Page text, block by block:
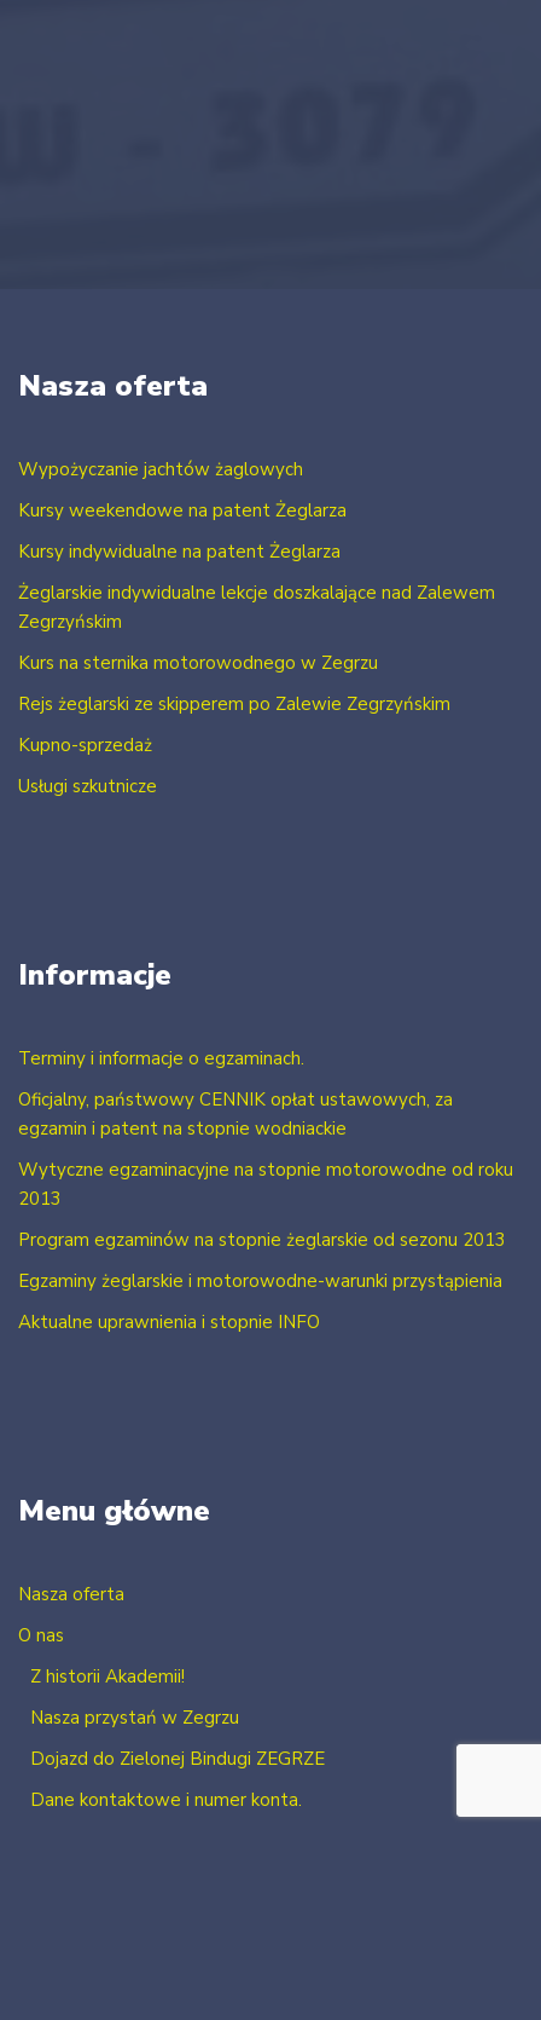
Nasza oferta
Wypożyczanie jachtów żaglowych
Kursy weekendowe na patent Żeglarza
Kursy indywidualne na patent Żeglarza
Żeglarskie indywidualne lekcje doszkalające nad Zalewem
Zegrzyńskim
Kurs na sternika motorowodnego w Zegrzu
Rejs żeglarski ze skipperem po Zalewie Zegrzyńskim
Kupno-sprzedaż
Usługi szkutnicze
Informacje
Terminy i informacje o egzaminach.
Oficjalny, państwowy CENNIK opłat ustawowych, za
egzamin i patent na stopnie wodniackie
Wytyczne egzaminacyjne na stopnie motorowodne od roku
2013
Program egzaminów na stopnie żeglarskie od sezonu 2013
Egzaminy żeglarskie i motorowodne-warunki przystąpienia
Aktualne uprawnienia i stopnie INFO
Menu główne
Nasza oferta
O nas
Z historii Akademii!
Nasza przystań w Zegrzu
Dojazd do Zielonej Bindugi ZEGRZE
Dane kontaktowe i numer konta.